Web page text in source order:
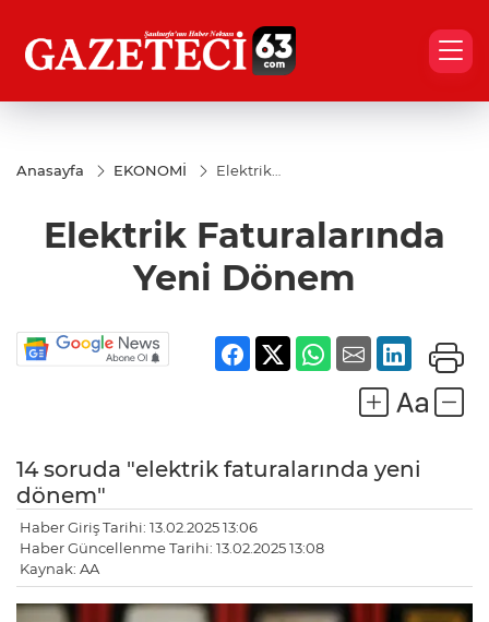
Anasayfa EKONOMİ
Elektrik
Elektrik Faturalarında
Yeni Dönem
14 soruda "elektrik faturalarında yeni
dönem"
Haber Giriş Tarihi: 13.02.2025 13:06
Haber Güncellenme Tarihi: 13.02.2025 13:08
Kaynak: AA